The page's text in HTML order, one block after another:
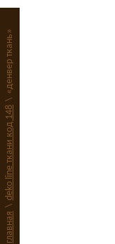
главная
\
deko line ткани код 148
\
«денвер ткань»